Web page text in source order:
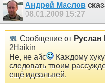
Андрей Маслов
08.01.2009 15:27
Сообщение от Руслан
2Haikin
Не, не айс
Каждому
следовать твоим
ещё идеальней.